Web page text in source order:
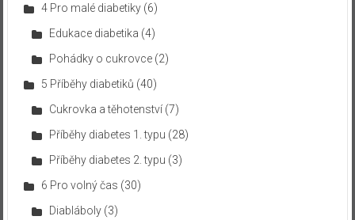
4 Pro malé diabetiky(6)
Edukace diabetika (4)
Pohádky o cukrovce(2)
5 Příběhy diabetiků (40)
Cukrovka a těhotenství(7)
Příběhy diabetes 1. typu (28)
Příběhy diabetes 2. typu (3)
6 Pro volný čas (30)
Diabláboly(3)